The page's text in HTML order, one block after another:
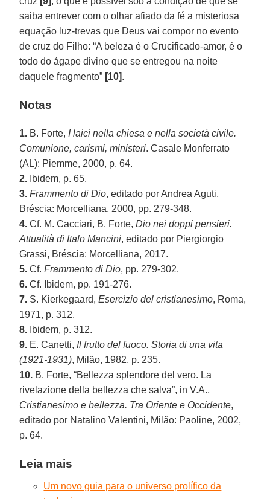
saiba entrever com o olhar afiado da fé a misteriosa
equação luz-trevas que Deus vai compor no evento
de cruz do Filho: “A beleza é o Crucificado-amor, é o
todo do ágape divino que se entregou na noite
daquele fragmento” [10].
Notas
1. B. Forte, I laici nella chiesa e nella società civile.
Comunione, carismi, ministeri. Casale Monferrato
(AL): Piemme, 2000, p. 64.
2. Ibidem, p. 65.
3. Frammento di Dio, editado por Andrea Aguti,
Bréscia: Morcelliana, 2000, pp. 279-348.
4. Cf. M. Cacciari, B. Forte,Dio nei doppi pensieri.
Attualità di Italo Mancini, editado por Piergiorgio
Grassi, Bréscia: Morcelliana, 2017.
5. Cf.Frammento di Dio, pp. 279-302.
6. Cf. Ibidem, pp. 191-276.
7. S. Kierkegaard,Esercizio del cristianesimo, Roma,
1971, p. 312.
8. Ibidem, p. 312.
9. E. Canetti, Il frutto del fuoco. Storia di una vita
(1921-1931), Milão, 1982, p. 235.
10. B. Forte, “Bellezza splendore del vero. La
rivelazione della bellezza che salva”, in V.A.,
Cristianesimo e bellezza. Tra Oriente e Occidente,
editado por Natalino Valentini, Milão: Paoline, 2002,
p. 64.
Leia mais
Um novo guia para o universo prolífico da